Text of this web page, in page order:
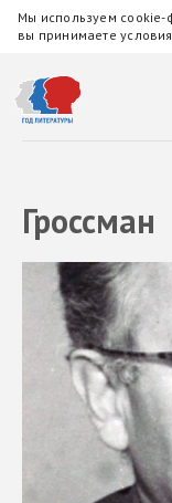
Мы используем cookie-
вы принимаете условия
Гроссман